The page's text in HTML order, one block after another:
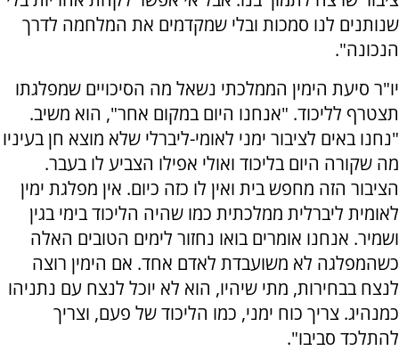
שנותנים לנו סמכות ובלי שמקדמים את המלחמה לדרך
הנכונה".
יו"ר סיעת הימין הממלכתי נשאל מה הסיכויים שמפלגתו
תצטרף לליכוד. "אנחנו היום במקום אחר", הוא משיב.
"נחנו באים לציבור ימני לאומי-ליברלי שלא מוצא חן בעיניו
מה שקורה היום בליכוד ואולי אפילו הצביע לו בעבר.
הציבור הזה מחפש בית ואין לו כזה כיום. אין מפלגת ימין
לאומית ליברלית ממלכתית כמו שהיה הליכוד בימי בגין
ושמיר. אנחנו אומרים בואו נחזור לימים הטובים האלה
כשהמפלגה לא משועבדת לאדם אחד. אם הימין רוצה
לנצח בבחירות, מתי שיהיו, הוא לא יוכל לנצח עם נתניהו
כמנהיג. צריך כוח ימני, כמו הליכוד של פעם, וצריך
להתלכד סביבו".